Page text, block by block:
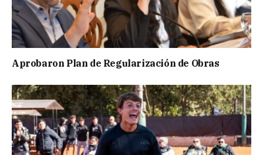
Aprobaron Plan de Regularización de Obras